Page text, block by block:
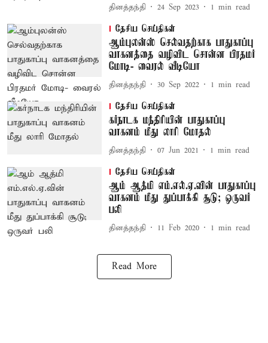
தினத்தந்தி 24 Sep 2023 1 min read
தேசிய செய்திகள்
ஆம்புலன்ஸ் செல்வதற்காக பாதுகாப்பு
வாகனத்தை வழிவிட சொன்ன பிரதமர்
மோடி- வைரல் வீடியோ
தினத்தந்தி 30 Sep 2022 1 min read
தேசிய செய்திகள்
கர்நாடக மந்திரியின் பாதுகாப்பு
வாகனம் மீது லாரி மோதல்
தினத்தந்தி 07 Jun 2021 1 min read
தேசிய செய்திகள்
ஆம் ஆத்மி எம்.எல்.ஏ.வின் பாதுகாப்பு
வாகனம் மீது துப்பாக்கி சூடு; ஒருவர்
பலி
தினத்தந்தி 11 Feb 2020 1 min read
Read More